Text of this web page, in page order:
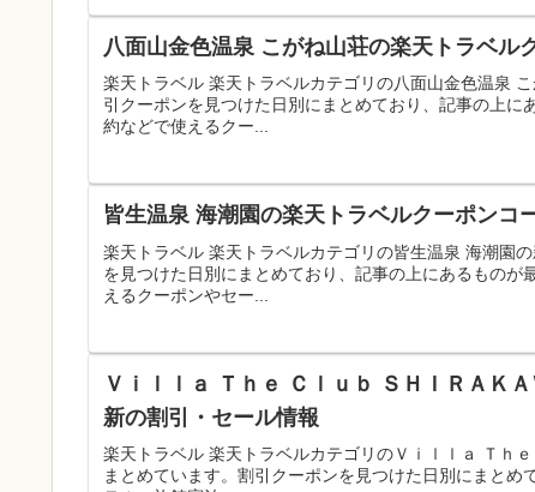
八面山金色温泉 こがね山荘の楽天トラベル
楽天トラベル 楽天トラベルカテゴリの八面山金色温泉
引クーポンを見つけた日別にまとめており、記事の上
約などで使えるクー...
皆生温泉 海潮園の楽天トラベルクーポンコ
楽天トラベル 楽天トラベルカテゴリの皆生温泉 海潮園
を見つけた日別にまとめており、記事の上にあるもの
えるクーポンやセー...
Ｖｉｌｌａ Ｔｈｅ Ｃｌｕｂ ＳＨＩＲＡＫ
新の割引・セール情報
楽天トラベル 楽天トラベルカテゴリのＶｉｌｌａ Ｔｈ
まとめています。割引クーポンを見つけた日別にまと